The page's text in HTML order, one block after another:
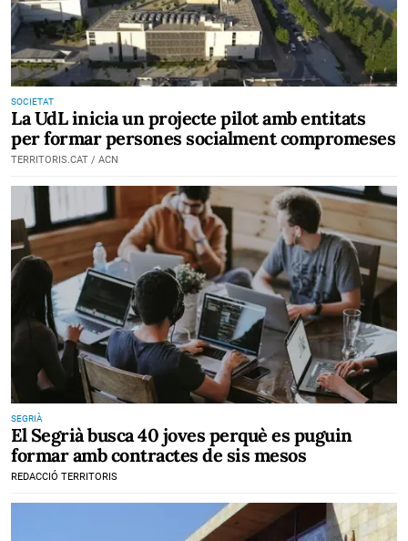
SOCIETAT
La UdL inicia un projecte pilot amb entitats
per formar persones socialment compromeses
TERRITORIS.CAT / ACN
SEGRIÀ
El Segrià busca 40 joves perquè es puguin
formar amb contractes de sis mesos
REDACCIÓ TERRITORIS